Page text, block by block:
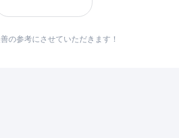
の参考にさせていただきます！